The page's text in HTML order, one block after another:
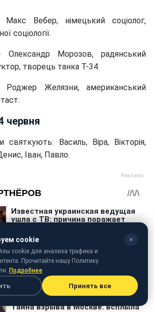
Вебер, німецький соціолог,
соціології.
Морозов, радянський
творець танка Т-34.
Желязни, американський
червня
святкують: Василь, Віра, Вікторія,
Іван, Павло.
cookie ✕
cookie для анализа трафика и
Прочитайте нашу Политику
Подробнее
Принять все